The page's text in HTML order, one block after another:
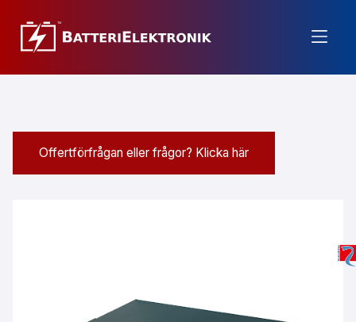
Offertförfrågan eller frågor? Klicka här